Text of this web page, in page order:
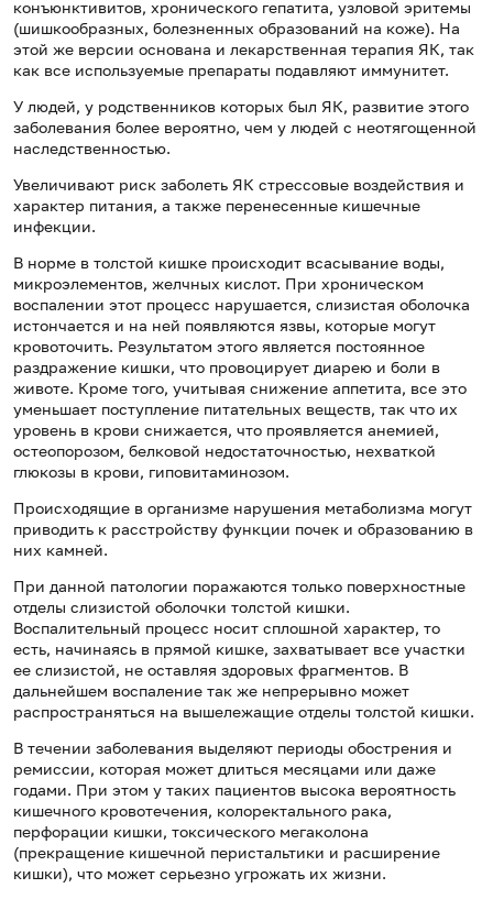
конъюнктивитов, хронического гепатита, узловой эритемы
(шишкообразных, болезненных образований на коже). На
этой же версии основана и лекарственная терапия ЯК, так
как все используемые препараты подавляют иммунитет.
У людей, у родственников которых был ЯК, развитие этого
заболевания более вероятно, чем у людей с неотягощенной
наследственностью.
Увеличивают риск заболеть ЯК стрессовые воздействия и
характер питания, а также перенесенные кишечные
инфекции.
В норме в толстой кишке происходит всасывание воды,
микроэлементов, желчных кислот. При хроническом
воспалении этот процесс нарушается, слизистая оболочка
истончается и на ней появляются язвы, которые могут
кровоточить. Результатом этого является постоянное
раздражение кишки, что провоцирует диарею и боли в
животе. Кроме того, учитывая снижение аппетита, все это
уменьшает поступление питательных веществ, так что их
уровень в крови снижается, что проявляется анемией,
остеопорозом, белковой недостаточностью, нехваткой
глюкозы в крови, гиповитаминозом.
Происходящие в организме нарушения метаболизма могут
приводить к расстройству функции почек и образованию в
них камней.
При данной патологии поражаются только поверхностные
отделы слизистой оболочки толстой кишки.
Воспалительный процесс носит сплошной характер, то
есть, начинаясь в прямой кишке, захватывает все участки
ее слизистой, не оставляя здоровых фрагментов. В
дальнейшем воспаление так же непрерывно может
распространяться на вышележащие отделы толстой кишки.
В течении заболевания выделяют периоды обострения и
ремиссии, которая может длиться месяцами или даже
годами. При этом у таких пациентов высока вероятность
кишечного кровотечения, колоректального рака,
перфорации кишки, токсического мегаколона
(прекращение кишечной перистальтики и расширение
кишки), что может серьезно угрожать их жизни.